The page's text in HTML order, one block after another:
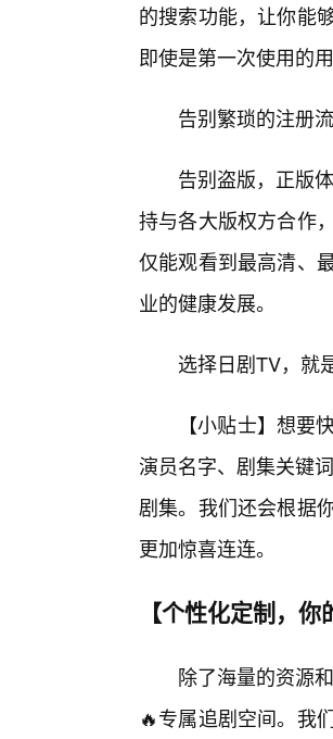
的搜索功能，让你能
即使是第一次使用的
告别繁琐的注册
告别盗版，正版
持与各大版权方合作
仅能观看到最高清、
业的健康发展。
选择日剧TV，就
【小贴士】想
演员名字、剧集关键
剧集。我们还会根据
更加惊喜连连。
【个性化定制，
除了海量的资源
🔥专属追剧空间。我